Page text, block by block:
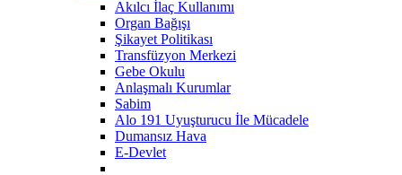
Akılcı İlaç Kullanımı
Organ Bağışı
Şikayet Politikası
Transfüzyon Merkezi
Gebe Okulu
Anlaşmalı Kurumlar
Sabim
Alo 191 Uyuşturucu İle Mücadele
Dumansız Hava
E-Devlet